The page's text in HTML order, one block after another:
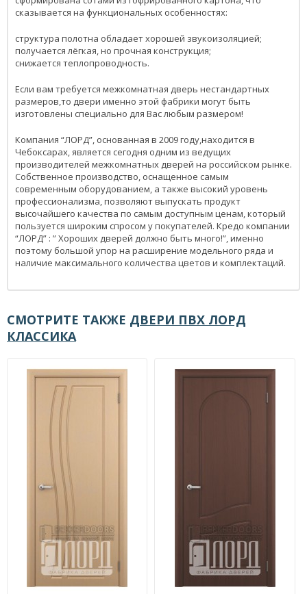
сказывается на функциональных особенностях:
структура полотна обладает хорошей звукоизоляцией;
получается лёгкая, но прочная конструкция;
снижается теплопроводность.
Если вам требуется межкомнатная дверь нестандартных
размеров,то двери именно этой фабрики могут быть
изготовлены специально для Вас любым размером!
Компания “ЛОРД”, основанная в 2009 году,находится в
Чебоксарах, является сегодня одним из ведущих
производителей межкомнатных дверей на российском рынке.
Собственное производство, оснащенное самым
современным оборудованием, а также высокий уровень
профессионализма, позволяют выпускать продукт
высочайшего качества по самым доступным ценам, который
пользуется широким спросом у покупателей. Кредо компании
“ЛОРД” : ” Хороших дверей должно быть много!”, именно
поэтому большой упор на расширение модельного ряда и
наличие максимального количества цветов и комплектаций.
СМОТРИТЕ ТАКЖЕ ДВЕРИ ПВХ ЛОРД
КЛАССИКА